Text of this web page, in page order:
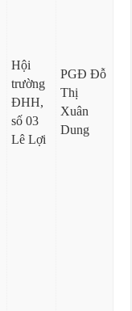
Hội
trường
ĐHH,
số 03
Lê Lợi
PGĐ Đỗ
Thị
Xuân
Dung